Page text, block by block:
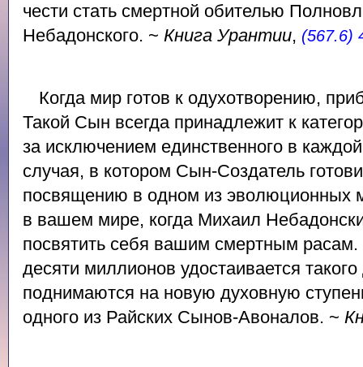
чести стать смертной обителью
Небадонского. ~ Книга Урантии, (567.6)
Когда мир готов к одухотворению,
Такой Сын всегда принадлежит к
за исключением единственного в
случая, в котором Сын-Создатель
посвящению в одном из эволюционных
в вашем мире, когда Михаил
посвятить себя вашим смертным расам.
десяти миллионов удостаивается
поднимаются на новую духовную
одного из Райских Сынов-Авоналов. ~